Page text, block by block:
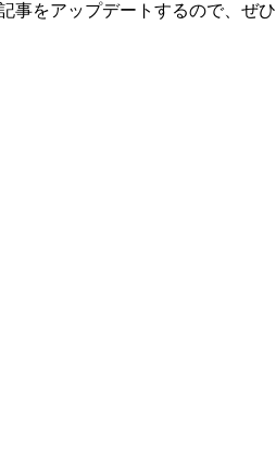
事をアップデートするので、ぜひ